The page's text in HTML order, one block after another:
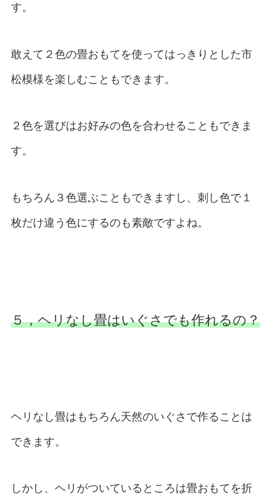
す。
敢えて２色の畳おもてを使ってはっきりとした市
松模様を楽しむこともできます。
２色を選びはお好みの色を合わせることもできま
す。
もちろん３色選ぶこともできますし、刺し色で１
枚だけ違う色にするのも素敵ですよね。
５，ヘリなし畳はいぐさでも作れるの？
ヘリなし畳はもちろん天然のいぐさで作ることは
できます。
しかし、ヘリがついているところは畳おもてを折